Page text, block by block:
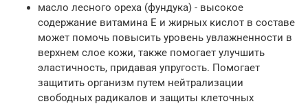
масло лесного ореха (фундука) - высокое
содержание витамина Е и жирных кислот в составе
может помочь повысить уровень увлажненности в
верхнем слое кожи, также помогает улучшить
эластичность, придавая упругость. Помогает
защитить организм путем нейтрализации
свободных радикалов и защиты клеточных